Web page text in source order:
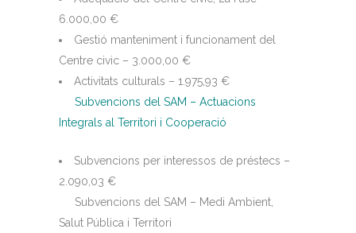
6.000,00 €
Gestió manteniment i funcionament del
Centre civic – 3.000,00 €
Activitats culturals – 1.975,93 €
Subvencions del SAM – Actuacions
Integrals al Territori i Cooperació
Subvencions per interessos de préstecs –
2.090,03 €
Subvencions del SAM – Medi Ambient,
Salut Pública i Territori